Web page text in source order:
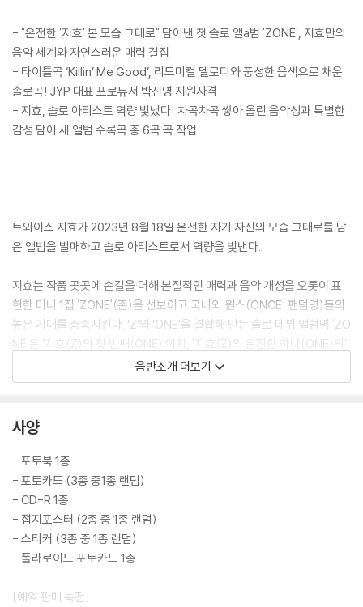
- "온전한 '지효' 본 모습 그대로" 담아낸 첫 솔로 앨a범 'ZONE', 지효만의
음악 세계와 자연스러운 매력 결집
- 타이틀곡 ‘Killin’ Me Good’, 리드미컬 멜로디와 풍성한 음색으로 채운
솔로곡! JYP 대표 프로듀서 박진영 지원사격
- 지효, 솔로 아티스트 역량 빛냈다! 차곡차곡 쌓아 올린 음악성과 특별한
감성 담아 새 앨범 수록곡 총 6곡 곡 작업
트와이스 지효가 2023년 8월 18일 온전한 자기 자신의 모습 그대로를 담
은 앨범을 발매하고 솔로 아티스트로서 역량을 빛낸다.
지효는 작품 곳곳에 손길을 더해 본질적인 매력과 음악 개성을 오롯이 표
현한 미니 1집 'ZONE'(존)을 선보이고 국내외 원스(ONCE: 팬덤명)들의
높은 기대를 충족시킨다. ‘Z’와 ‘ONE’을 결합해 만든 솔로 데뷔 앨범명 'ZO
NE'은 '지효(Z)의 첫 번째(ONE)'이자, '지효(Z)의 온전한 하나(ONE)의'
작품이라는 의미를 내포하고 있다.
점을 둔 곡으로 리드미컬하고 그루비한 사운드 위 지효의 특장점인 풍성하
박진영이 작사를 맡아 "네가 만들어주는 이 기분 십 초마다 생각이 나 내 모
습에 내가 놀라", "날 솔직하게 해 모두 표현하게 돼"와 같은 가사로 감정을
담백하게 드러내는 지효 특유의 감성을 살렸다. 여기에 두아 리파(Dua Li
pa), 마룬파이브(Maroon5), 에이바 맥스(Ava Max)를 비롯해 세계적
가수들과 함께 작업한 이력의 멜라니 폰타나(Melanie Fontana), 린드그
렌(Lindgren), 몬스터즈 앤 스트레인저스 작가 마르쿠스 로맥스(Marcu
시켰다. 신곡 ‘Killin' Me Good' 뮤직비디오와 비주얼 콘셉트에는 다채로
음반소개 더보기
사양
- 포토북 1종
- 포토카드 (3종 중1종 랜덤)
- CD-R 1종
- 접지포스터 (2종 중 1종 랜덤)
- 스티커 (3종 중 1종 랜덤)
- 폴라로이드 포토카드 1종
[예약 판매 특전]